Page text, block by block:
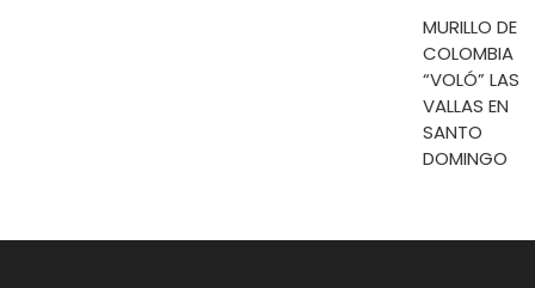
MURILLO DE
COLOMBIA
“VOLÓ” LAS
VALLAS EN
SANTO
DOMINGO